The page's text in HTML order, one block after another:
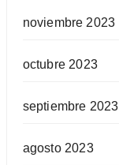
noviembre 2023
octubre 2023
septiembre 2023
agosto 2023